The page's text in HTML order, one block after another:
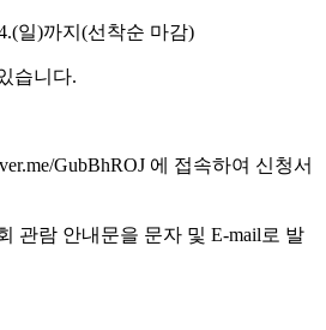
일)까지(선착순 마감)
습니다.
GubBhROJ 에 접속하여 신청서
람 안내문을 문자 및 E-mail로 발